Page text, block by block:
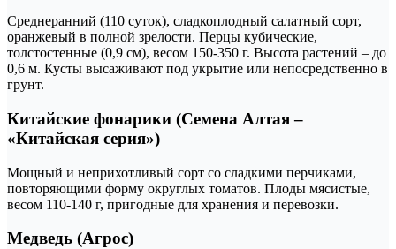
Среднеранний (110 суток), сладкоплодный салатный сорт,
оранжевый в полной зрелости. Перцы кубические,
толстостенные (0,9 см), весом 150-350 г. Высота растений – до
0,6 м. Кусты высаживают под укрытие или непосредственно в
грунт.
Китайские фонарики (Семена Алтая –
«Китайская серия»)
Мощный и неприхотливый сорт со сладкими перчиками,
повторяющими форму округлых томатов. Плоды мясистые,
весом 110-140 г, пригодные для хранения и перевозки.
Медведь (Агрос)